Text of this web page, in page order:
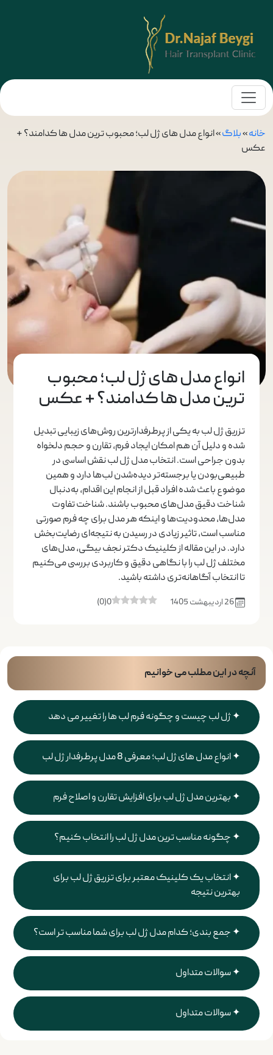
خانه»بلاگ»انواع مدل های ژل لب؛ محبوب ترین مدل ها کدامند؟ +
عکس
انواع مدل های ژل لب؛ محبوب
ترین مدل ها کدامند؟ + عکس
تزریق ژل لب به یکی از پرطرفدارترین روش‌های زیبایی تبدیل
شده و دلیل آن هم امکان ایجاد فرم، تقارن و حجم دلخواه
بدون جراحی است. انتخاب مدل ژل لب نقش اساسی در
طبیعی‌بودن یا برجسته‌تر دیده‌شدن لب‌ها دارد و همین
موضوع باعث شده افراد قبل از انجام این اقدام، به‌دنبال
شناخت دقیق مدل‌های محبوب باشند. شناخت تفاوت
مدل‌ها، محدودیت‌ها و اینکه هر مدل برای چه فرم صورتی
مناسب است، تاثیر زیادی در رسیدن به نتیجه‌ای رضایت‌بخش
دارد. در این مقاله از کلینیک دکتر نجف بیگی، مدل‌های
مختلف ژل لب را با نگاهی دقیق و کاربردی بررسی می‌کنیم
تا انتخاب آگاهانه‌تری داشته باشید.
26 اردیبهشت 1405 0
(
0
)
آنچه در این مطلب می خوانیم
ژل لب چیست و چگونه فرم لب ها را تغییر می دهد
انواع مدل های ژل لب؛ معرفی 8 مدل پرطرفدار ژل لب
بهترین مدل ژل لب برای افزایش تقارن و اصلاح فرم
چگونه مناسب ترین مدل ژل لب را انتخاب کنیم؟
انتخاب یک کلینیک معتبر برای تزریق ژل لب برای
بهترین نتیجه
جمع بندی؛ کدام مدل ژل لب برای شما مناسب تر است؟
سوالات متداول
سوالات متداول